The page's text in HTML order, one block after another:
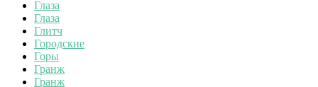
Глаза
Глаза
Глитч
Городские
Горы
Гранж
Гранж